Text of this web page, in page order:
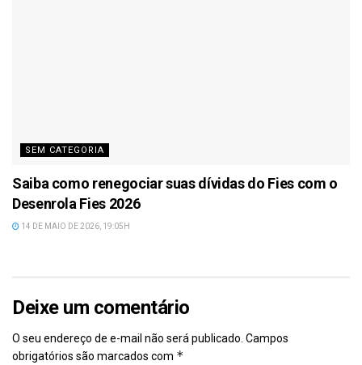
SEM CATEGORIA
Saiba como renegociar suas dívidas do Fies com o
Desenrola Fies 2026
14 DE MAIO DE 2026, 19:05H
Deixe um comentário
O seu endereço de e-mail não será publicado. Campos
obrigatórios são marcados com *